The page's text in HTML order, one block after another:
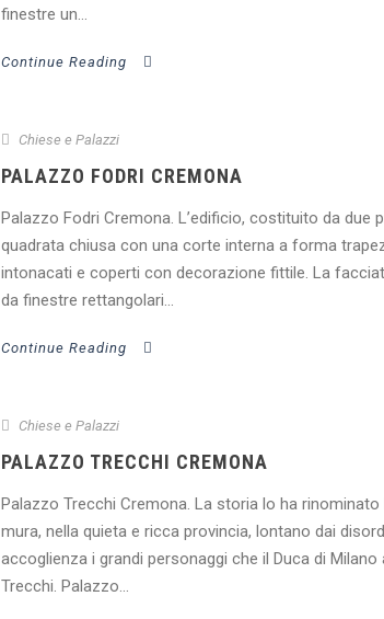
finestre un...
Continue Reading
Chiese e Palazzi
PALAZZO FODRI CREMONA
Palazzo Fodri Cremona. L’edificio, costituito da due
quadrata chiusa con una corte interna a forma
intonacati e coperti con decorazione fittile. La
da finestre rettangolari...
Continue Reading
Chiese e Palazzi
PALAZZO TRECCHI CREMONA
Palazzo Trecchi Cremona. La storia lo ha
mura, nella quieta e ricca provincia, lontano dai
accoglienza i grandi personaggi che il Duca di
Trecchi. Palazzo...